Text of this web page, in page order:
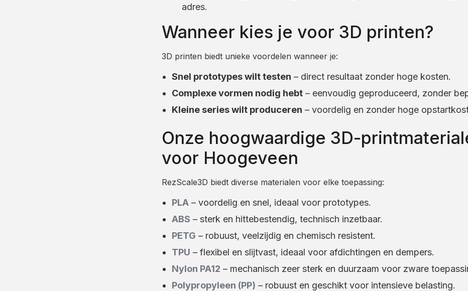
adres.
Wanneer kies je voor 3D printen?
3D printen biedt unieke voordelen wanneer je:
Snel prototypes wilt testen – direct resultaat zonder hoge kosten.
Complexe vormen nodig hebt – eenvoudig geproduceerd, zonder
Kleine series wilt produceren – voordelig en zonder hoge
Onze hoogwaardige 3D-
voor Hoogeveen
RezScale3D biedt diverse materialen voor elke toepassing:
PLA – voordelig en snel, ideaal voor prototypes.
ABS – sterk en hittebestendig, technisch inzetbaar.
PETG – robuust, veelzijdig en chemisch resistent.
TPU – flexibel en slijtvast, ideaal voor afdichtingen en dempers.
Nylon PA12 – mechanisch zeer sterk en duurzaam voor zware
Polypropyleen (PP) – robuust en geschikt voor intensieve belasting.